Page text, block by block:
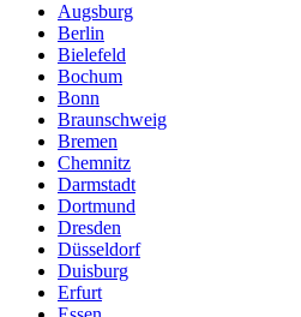
Augsburg
Berlin
Bielefeld
Bochum
Bonn
Braunschweig
Bremen
Chemnitz
Darmstadt
Dortmund
Dresden
Düsseldorf
Duisburg
Erfurt